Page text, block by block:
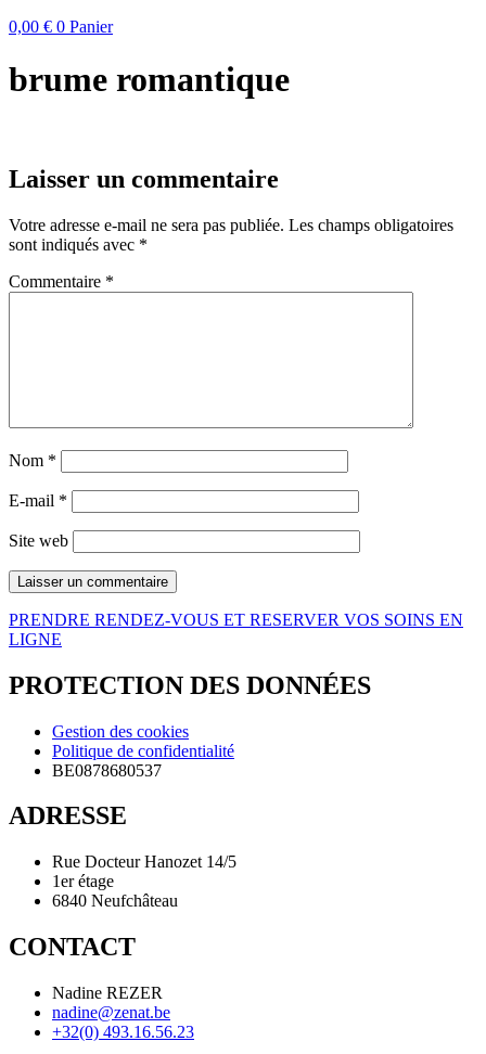
0,00 € 0 Panier
brume romantique
Laisser un commentaire
Votre adresse e-mail ne sera pas publiée. Les champs obligatoires
sont indiqués avec *
Commentaire *
Nom *
E-mail *
Site web
PRENDRE RENDEZ-VOUS ET RESERVER VOS SOINS EN
LIGNE
PROTECTION DES DONNÉES
Gestion des cookies
Politique de confidentialité
BE0878680537
ADRESSE
Rue Docteur Hanozet 14/5
1er étage
6840 Neufchâteau
CONTACT
Nadine REZER
nadine@zenat.be
+32(0) 493.16.56.23